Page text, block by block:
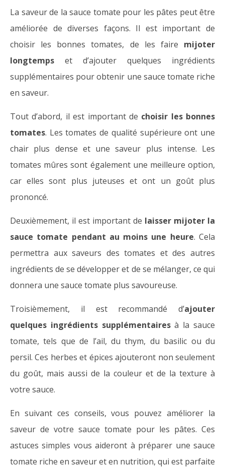
La saveur de la sauce tomate pour les pâtes peut être
améliorée de diverses façons. Il est important de
choisir les bonnes tomates, de les faire mijoter
longtemps et d’ajouter quelques ingrédients
supplémentaires pour obtenir une sauce tomate riche
en saveur.
Tout d’abord, il est important de choisir les bonnes
tomates. Les tomates de qualité supérieure ont une
chair plus dense et une saveur plus intense. Les
tomates mûres sont également une meilleure option,
car elles sont plus juteuses et ont un goût plus
prononcé.
Deuxièmement, il est important de laisser mijoter la
sauce tomate pendant au moins une heure. Cela
permettra aux saveurs des tomates et des autres
ingrédients de se développer et de se mélanger, ce qui
donnera une sauce tomate plus savoureuse.
Troisièmement, il est recommandé d’ajouter
quelques ingrédients supplémentairesà la sauce
tomate, tels que de l’ail, du thym, du basilic ou du
persil. Ces herbes et épices ajouteront non seulement
du goût, mais aussi de la couleur et de la texture à
votre sauce.
En suivant ces conseils, vous pouvez améliorer la
saveur de votre sauce tomate pour les pâtes. Ces
astuces simples vous aideront à préparer une sauce
tomate riche en saveur et en nutrition, qui est parfaite